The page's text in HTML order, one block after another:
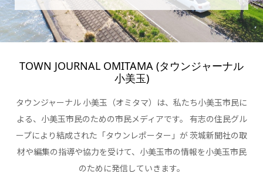
TOWN JOURNAL OMITAMA (タウンジャーナル
小美玉)
タウンジャーナル 小美玉（オミタマ）は、私たち小美玉市民に
よる、小美玉市民のための市民メディアです。 有志の住民グル
ープにより結成された「タウンレポーター」が 茨城新聞社の取
材や編集の指導や協力を受けて、小美玉市の情報を小美玉市民
のために発信していきます。